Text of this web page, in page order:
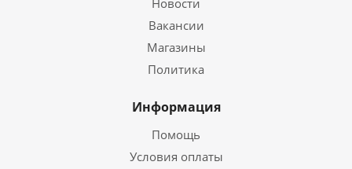
Новости
Вакансии
Магазины
Политика
Информация
Помощь
Условия оплаты